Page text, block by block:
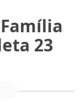
23